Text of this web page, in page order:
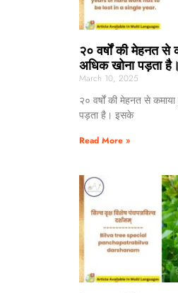
२० वर्षों की मेहनत
अधिक खोना पड़ता है।
March 10, 2025
२० वर्षों की मेहनत से
पड़ता है। इसके
Read More »